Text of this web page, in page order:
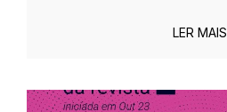
LER MAIS